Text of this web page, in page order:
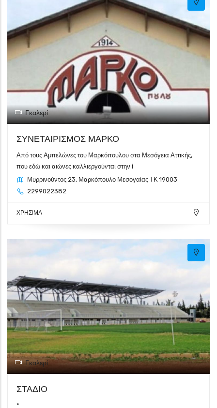
Γκαλερί
ΣΥΝΕΤΑΙΡΙΣΜΟΣ ΜΑΡΚΟ
Από τους Αμπελώνες του Μαρκόπουλου στα Μεσόγεια Αττικής,
που εδώ και αιώνες καλλιεργούνται στην ί
Μυρρινούντος 23, Μαρκόπουλο Μεσογαίας ΤΚ 19003
2299022382
ΧΡΗΣΙΜΑ
Γκαλερί
ΣΤΑΔΙΟ
*